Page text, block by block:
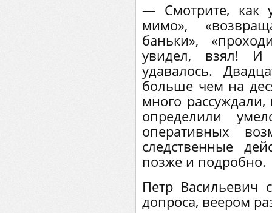
— Смотрите, как
мимо»,
баньки»,
увидел, взял! И
удавалось.
больше чем на
много
определили
оперативных
следственные
позже и подробно.
Петр Васильевич
допроса, веером